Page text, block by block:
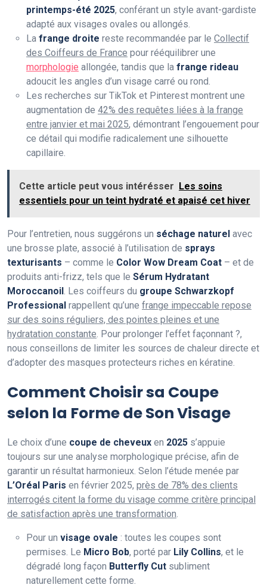
printemps-été 2025, conférant un style avant-gardiste
adapté aux visages ovales ou allongés.
La frange droite reste recommandée par le Collectif
des Coiffeurs de France pour rééquilibrer une
morphologie allongée, tandis que la frange rideau
adoucit les angles d’un visage carré ou rond.
Les recherches sur TikTok et Pinterest montrent une
augmentation de 42% des requêtes liées à la frange
entre janvier et mai 2025, démontrant l’engouement pour
ce détail qui modifie radicalement une silhouette
capillaire.
Cette article peut vous intérésser Les soins
essentiels pour un teint hydraté et apaisé cet hiver
Pour l’entretien, nous suggérons un séchage naturel avec
une brosse plate, associé à l’utilisation de sprays
texturisants – comme le Color Wow Dream Coat – et de
produits anti-frizz, tels que le Sérum Hydratant
Moroccanoil . Les coiffeurs du groupe Schwarzkopf
Professional rappellent qu’une frange impeccable repose
sur des soins réguliers, des pointes pleines et une
hydratation constante . Pour prolonger l’effet façonnant ?,
nous conseillons de limiter les sources de chaleur directe et
d’adopter des masques protecteurs riches en kératine.
Comment Choisir sa Coupe
selon la Forme de Son Visage
Le choix d’une coupe de cheveux en 2025 s’appuie
toujours sur une analyse morphologique précise, afin de
garantir un résultat harmonieux. Selon l’étude menée par
L’Oréal Paris en février 2025, près de 78% des clients
interrogés citent la forme du visage comme critère principal
de satisfaction après une transformation
Pour un visage ovale : toutes les coupes sont
permises. Le Micro Bob, porté par Lily Collins, et le
dégradé long façon Butterfly Cut subliment
naturellement cette forme.